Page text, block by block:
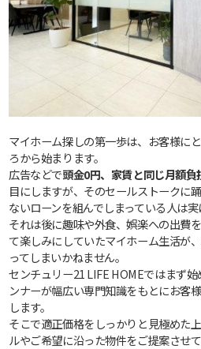
マイホーム探しの第一歩は、お客様に
ろから始まります。
広告などで頭金0円、家賃と同じ月額負
目にしますが、そのセールストークに
ないローンを組んでしまっている人は実
それは後に趣味や外食、娯楽への出費
て楽しみにしていたマイホーム生活が
ってしまいかねません。
センチュリー21 LIFE HOMEではまず
ンナーが幅広い専門知識をもとにお客
します。
そこで適正価格をしっかりと見極めた
ルやご希望に沿った物件をご提案させて